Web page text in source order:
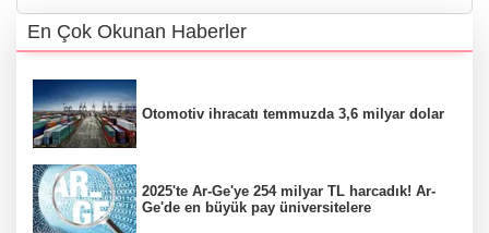
En Çok Okunan Haberler
Otomotiv ihracatı temmuzda 3,6 milyar dolar
2025'te Ar-Ge'ye 254 milyar TL harcadık! Ar-
Ge'de en büyük pay üniversitelere